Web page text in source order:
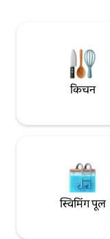
किचन
स्विमिंग पूल